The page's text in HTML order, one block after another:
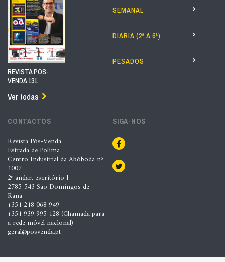
REVISTA PÓS-
VENDA 131
Ver todas
SEMANAL
DIÁRIA (2ª A 6ª)
PESADOS
CONTACTOS
Revista Pós-Venda
Estrada de Polima
Centro Industrial da Abóboda nº
1007
2º andar, escritório I
2785-543 São Domingos de
Rana
+351 218 068 949
+351 939 995 128 (Chamada para
a rede móvel nacional)
geral@posvenda.pt
SIGA-NOS